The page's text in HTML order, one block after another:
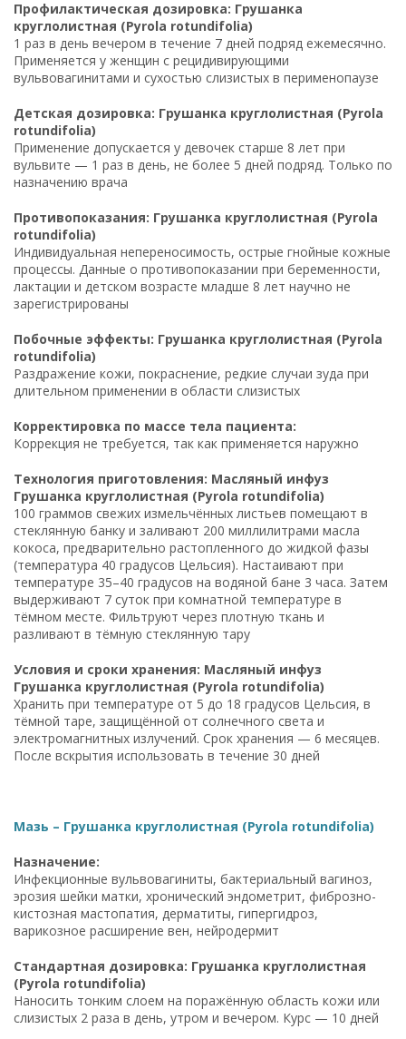
Профилактическая дозировка: Грушанка
круглолистная (Pyrola rotundifolia)
1 раз в день вечером в течение 7 дней подряд ежемесячно.
Применяется у женщин с рецидивирующими
вульвовагинитами и сухостью слизистых в перименопаузе
Детская дозировка: Грушанка круглолистная (Pyrola
rotundifolia)
Применение допускается у девочек старше 8 лет при
вульвите — 1 раз в день, не более 5 дней подряд. Только по
назначению врача
Противопоказания: Грушанка круглолистная (Pyrola
rotundifolia)
Индивидуальная непереносимость, острые гнойные кожные
процессы. Данные о противопоказании при беременности,
лактации и детском возрасте младше 8 лет научно не
зарегистрированы
Побочные эффекты: Грушанка круглолистная (Pyrola
rotundifolia)
Раздражение кожи, покраснение, редкие случаи зуда при
длительном применении в области слизистых
Корректировка по массе тела пациента:
Коррекция не требуется, так как применяется наружно
Технология приготовления: Масляный инфуз
Грушанка круглолистная (Pyrola rotundifolia)
100 граммов свежих измельчённых листьев помещают в
стеклянную банку и заливают 200 миллилитрами масла
кокоса, предварительно растопленного до жидкой фазы
(температура 40 градусов Цельсия). Настаивают при
температуре 35–40 градусов на водяной бане 3 часа. Затем
выдерживают 7 суток при комнатной температуре в
тёмном месте. Фильтруют через плотную ткань и
разливают в тёмную стеклянную тару
Условия и сроки хранения: Масляный инфуз
Грушанка круглолистная (Pyrola rotundifolia)
Хранить при температуре от 5 до 18 градусов Цельсия, в
тёмной таре, защищённой от солнечного света и
электромагнитных излучений. Срок хранения — 6 месяцев.
После вскрытия использовать в течение 30 дней
Мазь – Грушанка круглолистная (Pyrola rotundifolia)
Назначение:
Инфекционные вульвовагиниты, бактериальный вагиноз,
эрозия шейки матки, хронический эндометрит, фиброзно-
кистозная мастопатия, дерматиты, гипергидроз,
варикозное расширение вен, нейродермит
Стандартная дозировка: Грушанка круглолистная
(Pyrola rotundifolia)
Наносить тонким слоем на поражённую область кожи или
слизистых 2 раза в день, утром и вечером. Курс — 10 дней